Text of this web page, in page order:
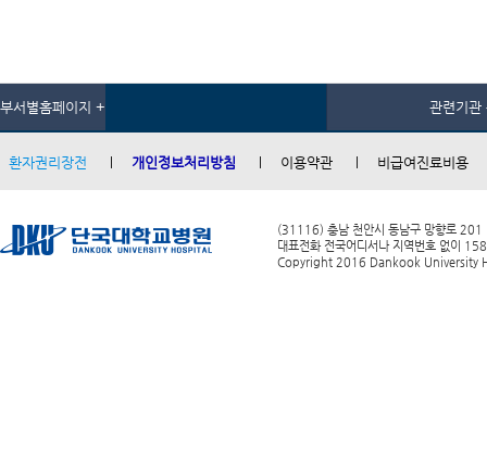
부서별홈페이지 + 관련기관
환자권리장전 개인정보처리방침 이용약관 비급여진료비용
(31116) 충남 천안시 동남구 망향로 201
대표전화 전국어디서나 지역번호 없이
Copyright 2016 Dankook University